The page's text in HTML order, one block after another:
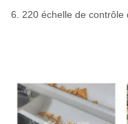
6. 220 échelle de contrôle